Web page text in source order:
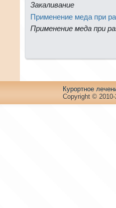
Зaкаливание
Применeние меда при
Применeние меда при
Куpортное
Copyright ©